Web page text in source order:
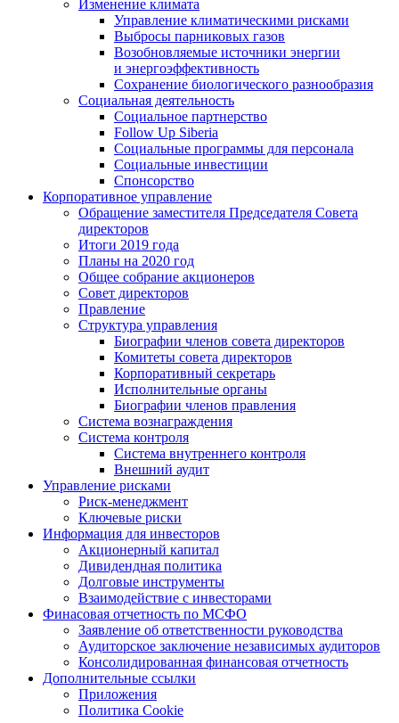
Изменение климата
Управление климатическими рисками
Выбросы парниковых газов
Возобновляемые источники энергии
и энергоэффективность
Сохранение биологического разнообразия
Социальная деятельность
Социальное партнерство
Follow Up Siberia
Социальные программы для персонала
Социальные инвестиции
Спонсорство
Корпоративное управление
Обращение заместителя Председателя Совета
директоров
Итоги 2019 года
Планы на 2020 год
Общее собрание акционеров
Совет директоров
Правление
Структура управления
Биографии членов совета директоров
Комитеты совета директоров
Корпоративный секретарь
Исполнительные органы
Биографии членов правления
Система вознаграждения
Система контроля
Система внутреннего контроля
Внешний аудит
Управление рисками
Риск-менеджмент
Ключевые риски
Информация для инвесторов
Акционерный капитал
Дивидендная политика
Долговые инструменты
Взаимодействие с инвеcторами
Финасовая отчетность по МСФО
Заявление об ответственности руководства
Аудиторское заключение независимых аудиторов
Консолидированная финансовая отчетность
Дополнительные ссылки
Приложения
Политика Cookie